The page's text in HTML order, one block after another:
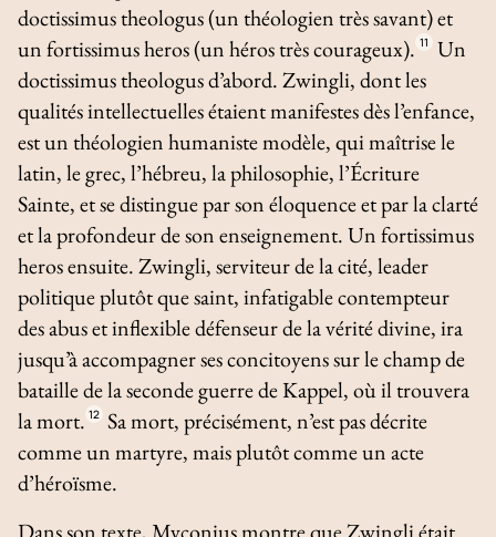
doctissimustheologus(un théologien très savant) et
unfortissimus heros(un héros très courageux). 11
Un
doctissimus theologusd’abord. Zwingli, dont les
qualités intellectuelles étaient manifestes dès l’enfance,
est un théologien humaniste modèle, qui maîtrise le
latin, le grec, l’hébreu, la philosophie, l’Écriture
Sainte, et se distingue par son éloquence et par la clarté
et la profondeur de son enseignement. Unfortissimus
herosensuite. Zwingli, serviteur de la cité, leader
politique plutôt que saint, infatigable contempteur
des abus et inflexible défenseur de la vérité divine, ira
jusqu’à accompagner ses concitoyens sur le champ de
bataille de la seconde guerre de Kappel, où il trouvera
la mort. 12 Sa mort, précisément, n’est pas décrite
comme un martyre, mais plutôt comme un acte
d’héroïsme.